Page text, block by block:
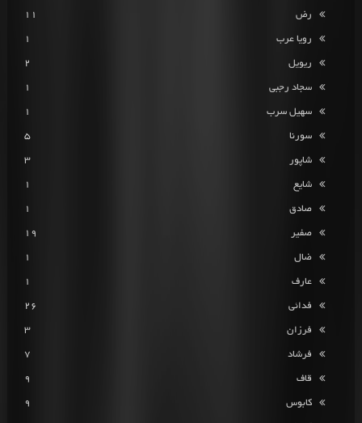
رض 11
رویا عرب 1
ریویل 2
سجاد رجبی 1
سهیل سرب 1
سورنا 5
شاپور 3
شایع 1
صادق 1
صفیر 19
ضال 1
عارف 1
فدائی 26
فرزان 3
فرشاد 7
قاف 9
کابوس 9